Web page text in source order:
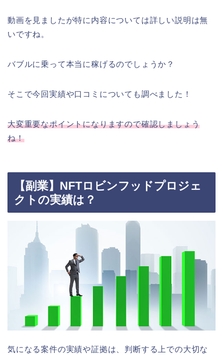
動画を見ましたが特に内容については詳しい説明は無
いですね。
バブルに乗って本当に稼げるのでしょうか？
そこで今回実績や口コミについても調べました！
大変重要なポイントになりますので確認しましょう
ね！
【副業】NFTロビンフッドプロジェ
クトの実績は？
気になる案件の実績や証拠は、判断する上での大切な